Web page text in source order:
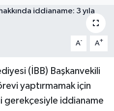
A- A+
(İBB) Başkanvekili
yaptırmamak için
gerekçesiyle iddianame